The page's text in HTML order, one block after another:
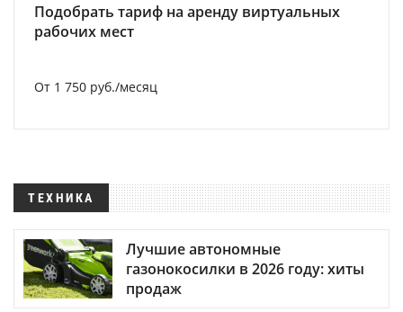
Подобрать тариф на аренду виртуальных
рабочих мест
От 1 750 руб./месяц
ТЕХНИКА
Лучшие автономные
газонокосилки в 2026 году: хиты
продаж